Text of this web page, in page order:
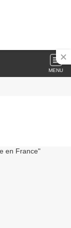
MENU